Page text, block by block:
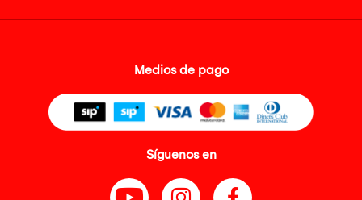
Medios de pago
Síguenos en